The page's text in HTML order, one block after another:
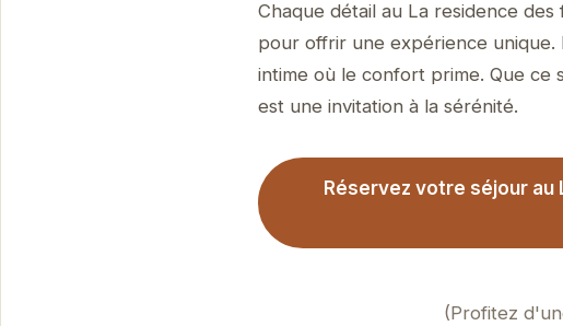
Chaque détail au La residence
pour offrir une expérience
intime où le confort prime. Que
est une invitation à la sérénité.
Réservez votre séjour au
(Profitez